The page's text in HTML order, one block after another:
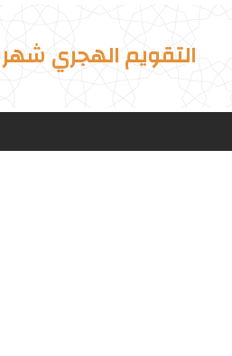
التقويم الهجري شهر ذو